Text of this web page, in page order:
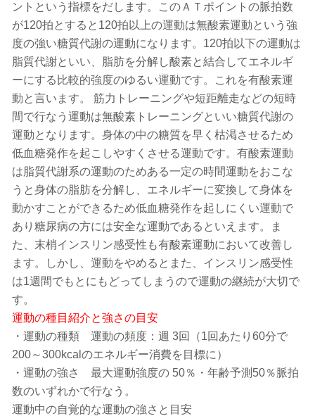
ントという指標をだします。このＡＴポイントの脈拍数
が120拍とすると120拍以上の運動は無酸素運動という強
度の強い糖質代謝の運動になります。120拍以下の運動は
脂質代謝といい、脂肪を分解し酸素と結合してエネルギ
ーにする比較的強度のゆるい運動です。これを有酸素運
動と言います。 筋力トレーニングや短距離走などの短時
間で行なう運動は無酸素トレーニングといい糖質代謝の
運動となります。身体の中の糖質を早く枯渇させるため
低血糖発作を起こしやすくさせる運動です。有酸素運動
は脂質代謝系の運動のためある一定の時間運動をおこな
うと身体の脂肪を分解し、エネルギーに変換して身体を
動かすことができるため低血糖発作を起しにくい運動で
あり糖尿病の方には安全な運動であるといえます。ま
た、末梢インスリン感受性も有酸素運動において改善し
ます。しかし、運動をやめるとまた、インスリン感受性
は1週間でもとにもどってしまうので運動の継続が大切で
す。
運動の種目紹介と強さの目安
・運動の種類 運動の頻度：週 3回（1回あたり60分で
200～300kcalのエネルギー消費を目標に）
・運動の強さ 最大運動強度の 50％・年齢予測50％脈拍
数のいずれかで行なう。
運動中の自覚的な運動の強さと目安